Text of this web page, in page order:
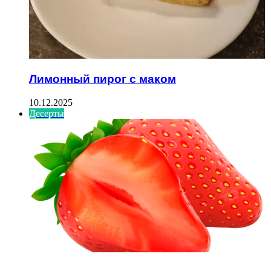
Лимонный пирог с маком
10.12.2025
Десерты